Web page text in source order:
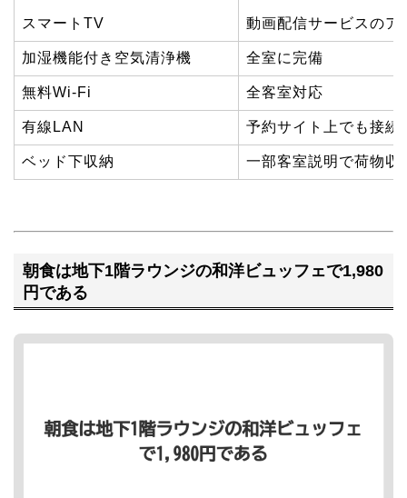
スマートTV 動画配信サービスのア
加湿機能付き空気清浄機 全室に完備
無料Wi-Fi 全客室対応
有線LAN 予約サイト上でも接続
ベッド下収納 一部客室説明で荷物収
朝食は地下1階ラウンジの和洋ビュッフェで1,980
円である